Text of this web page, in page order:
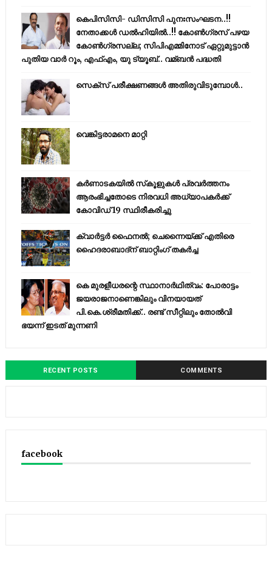
കെപിസിസി- ഡിസിസി പുനഃസംഘടന..!!
നേതാക്കൾ ഡൽഹിയിൽ..!! കോണ്‍ഗ്രസ് പഴയ
കോണ്‍ഗ്രസല്ല; സിപിഎമ്മിനോട് ഏറ്റുമുട്ടാന്‍
പുതിയ വാര്‍ റൂം, എഫ്‌എം, യു ട്യൂബ്.. വമ്ബന്‍ പദ്ധതി
സെക്സ് പരീക്ഷണങ്ങൾ അതിരുവിടുമ്പോൾ..
വെങ്കിട്ടരാമനെ മാറ്റി
കര്‍ണാടകയില്‍ സ്‌കൂളുകള്‍ പ്രവര്‍ത്തനം
ആരംഭിച്ചതോടെ നിരവധി അധ്യാപകര്‍ക്ക്
കോവിഡ് 19 സ്ഥിരീകരിച്ചു
ക്വാർട്ടർ ഫൈനൽ; ചെന്നൈയ്ക്ക് എതിരെ
ഹൈദരാബാദ്ന് ബാറ്റിംഗ് തകർച്ച
കെ മുരളീധരന്റെ സ്ഥാനാർഥിത്വം: പോരാട്ടം
ജയരാജനാണെങ്കിലും വിനയായത്
പി.കെ.ശ്രീമതിക്ക്.. രണ്ട് സീറ്റിലും തോൽവി
ഭയന്ന്‌ ഇടത് മുന്നണി
RECENT POSTS COMMENTS
facebook